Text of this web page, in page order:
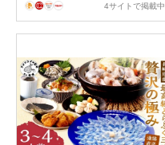
4サイトで掲載中